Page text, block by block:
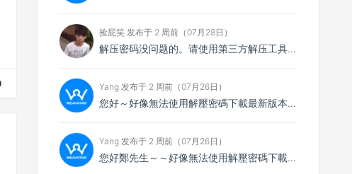
捡屁笑 发布于 2 周前（07月28日）
解压密码没问题的。请使用第三方解压工具解压，比如7zip
Yang 发布于 2 周前（07月26日）
您好～好像無法使用解壓密碼下載最新版本，想請您看看
Yang 发布于 2 周前（07月26日）
您好鄭先生～～好像無法使用解壓密碼下載最新的4.0.4版本，不知能否請你協助排除障礙～